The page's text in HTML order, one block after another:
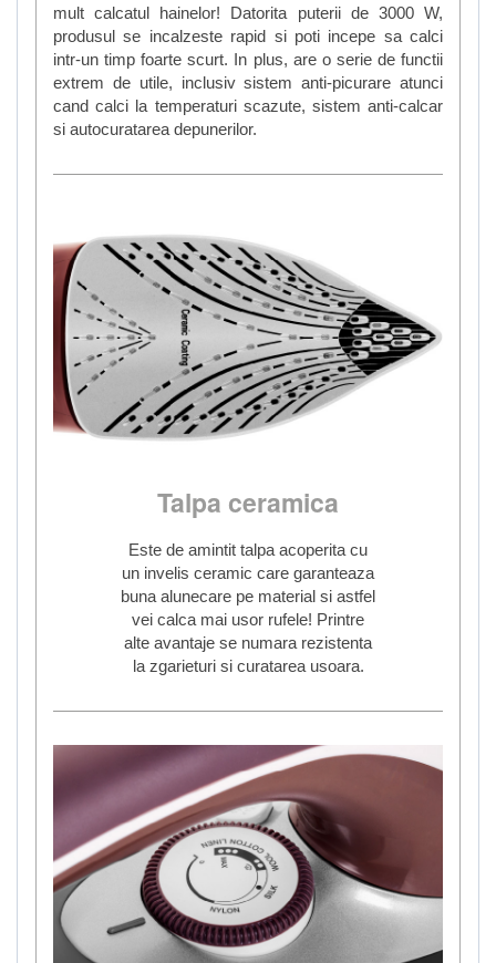
mult calcatul hainelor! Datorita puterii de 3000 W,
produsul se incalzeste rapid si poti incepe sa calci
intr-un timp foarte scurt. In plus, are o serie de functii
extrem de utile, inclusiv sistem anti-picurare atunci
cand calci la temperaturi scazute, sistem anti-calcar
si autocuratarea depunerilor.
Talpa ceramica
Este de amintit talpa acoperita cu
un invelis ceramic care garanteaza
buna alunecare pe material si astfel
vei calca mai usor rufele! Printre
alte avantaje se numara rezistenta
la zgarieturi si curatarea usoara.